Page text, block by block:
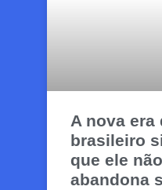
A nova
brasileiro
que ele
abandona